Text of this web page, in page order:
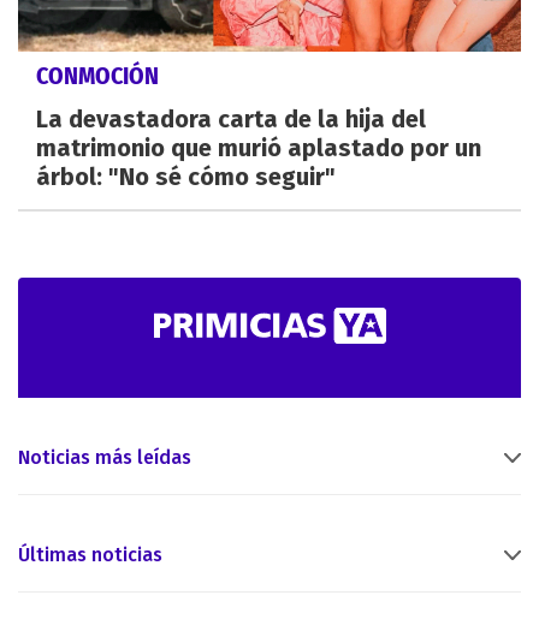
CONMOCIÓN
La devastadora carta de la hija del
matrimonio que murió aplastado por un
árbol: "No sé cómo seguir"
Noticias más leídas
Últimas noticias